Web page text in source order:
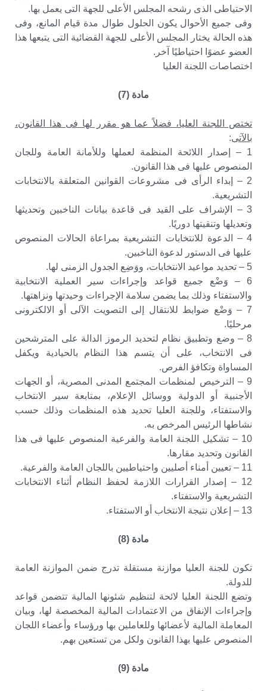
الاحتياطى الذى رشحه المجلس الأعلى للجهة التى يعمل بها.
وفى جميع الأحوال يكون الحلول طوال مدة قيام المانع، وفى
هذه الحالة يختار المجلس الأعلى للجهة القضائية التى يتبعها هذا
العضو عضوًا احتياطيًا آخر.
اختصاصات اللجنة العليا
مادة (7)
تختص اللجنة العليا، فضلاً عما هو مقرر لها فى هذا القانون،
بالآتى:
1 – إصدار اللائحة المنظمة لعملها وللأمانة العامة وللجان
المنصوص عليها فى هذا القانون.
2 – إبداء الرأى فى مشروعات القوانين المتعلقة بالانتخابات
التشريعية.
3 – الإشراف على القيد فى قاعدة بيانات الناخبين وتحديثها
وتعديلها وتنقيتها دوريًا.
4 – الدعوة للانتخابات التشريعية بمراعاة الحالات المنصوص
عليها فى الدستور لدعوة الناخبين.
5 – تحديد مواعيد الانتخابات، ووَضِع الجدول الزمنى لها.
6 – وَضْع جميع قواعد وإجراءات سير العملية الانتخابية
والاستفتاء وذلك بما يضمن سلامة الإجراءات وحيدتها ونزاهتها.
7 – وَضْع ضوابط للانتقال إلى التصويت الآلى أو الالكترونى
مرحليًا.
8 – وضع وتطبيق نظام لتحديد الرموز الدالة على المترشحين
فى الانتخاب، على أن يتسم هذا النظام بالحيادية ويكفل
المساواة وتكافؤ الفرص.
9 – الترخيص لمنظمات المجتمع المدنى المصرية، أو الجهات
الأجنبية أو الدولية ووسائل الإعلام، بمتابعة سير الانتخاب
والاستفتاء، وللجنة العليا تحديد هذه المنظمات وذلك حسب
نشاطها الرئيس المرخص به.
10 – تشكيل اللجنة العامة والفرعية المنصوص عليها فى هذا
القانون وتحديد مقارها.
11 – تعيين أمناء أصليين واحتياطيين باللجان العامة والفرعية.
12 – إصدار القرارات اللازمة لحفظ النظام أثناء الانتخابات
التشريعية والاستفتاء.
13 – إعلان نتيجة الانتخاب أو الاستفتاء.
مادة (8)
تكون للجنة العليا موازنة مستقلة تدرج ضمن الموازنة العامة
للدولة.
وتضع اللجنة العليا لائحة لتنظيم شئونها المالية تتضمن قواعد
وإجراءات الإنفاق من الاعتمادات المالية المخصصة لها، وبيان
المعاملة المالية لأعضائها وللعاملين بها ورؤساء وأعضاء اللجان
المنصوص عليها بهذا القانون ولكل من تستعين بهم.
مادة (9)